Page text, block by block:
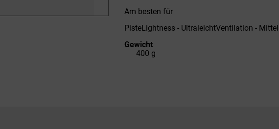
Am besten für
PisteLightness - UltraleichtVentilation - Mittel
Gewicht
400 g